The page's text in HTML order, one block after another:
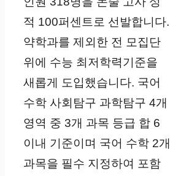
적 100퍼센트로 선발합니다.
약학과를 제외한 전 모집단
위에 수능 최저학력기준을
새롭게 도입했습니다. 국어
수학 사회탐구 과학탐구 4개
영역 중 3개 과목 등급 합 6
이내 기준이며 국어 수학 2개
과목을 필수 지정하여 포함